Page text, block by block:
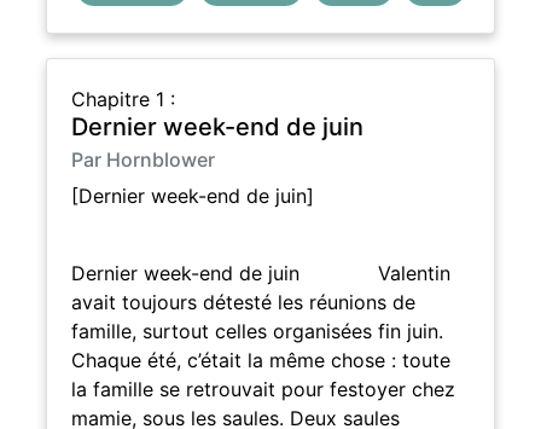
Chapitre 1 :
Dernier week-end de juin
Par Hornblower
[Dernier week-end de juin]
Dernier week-end de juin Valentin
avait toujours détesté les réunions de
famille, surtout celles organisées fin juin.
Chaque été, c’était la même chose : toute
la famille se retrouvait pour festoyer chez
mamie, sous les saules. Deux saules